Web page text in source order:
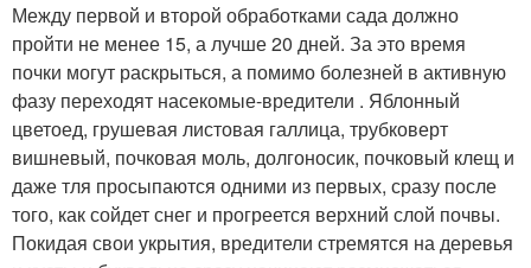
Между первой и второй обработками сада должно
пройти не менее 15, а лучше 20 дней. За это время
почки могут раскрыться, а помимо болезней в активную
фазу переходят насекомые-вредители . Яблонный
цветоед, грушевая листовая галлица, трубковерт
вишневый, почковая моль, долгоносик, почковый клещ и
даже тля просыпаются одними из первых, сразу после
того, как сойдет снег и прогреется верхний слой почвы.
Покидая свои укрытия, вредители стремятся на деревья